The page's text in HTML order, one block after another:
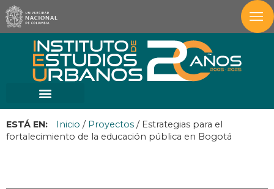
ESTÁ EN: Inicio / Proyectos / Estrategias para el
fortalecimiento de la educación pública en Bogotá